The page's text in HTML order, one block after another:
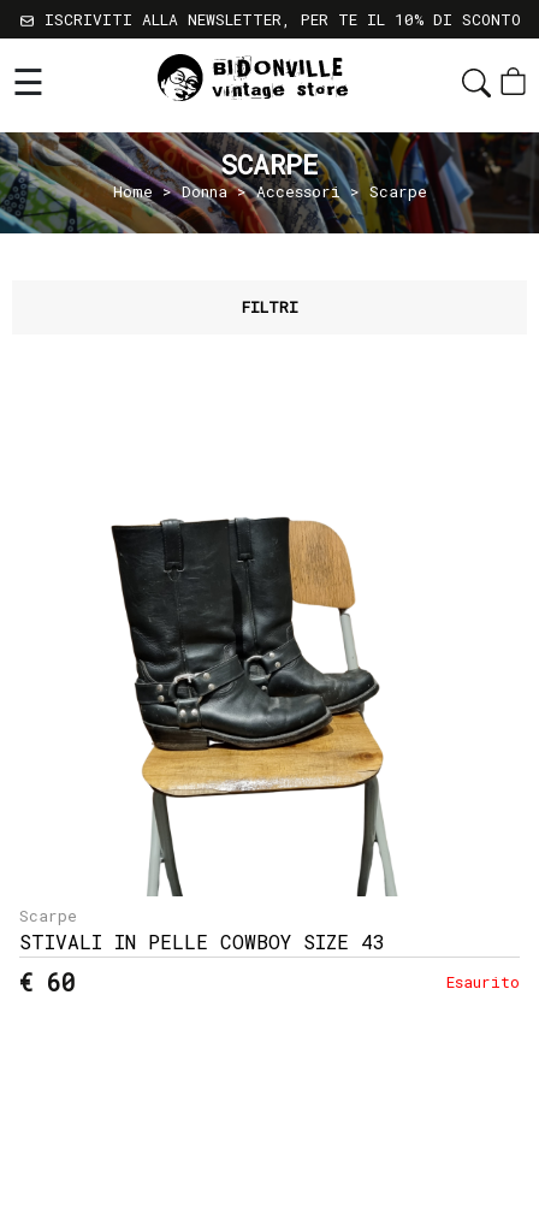
Shop
Chi
Siamo
Sostenibilità
Servizi
Spedizioni
pagamento
ISCRIVITI ALLA NEWSLETTER, PER TE IL 10% DI SCONTO
☰
SCARPE
Home>Donna>Accessori> Scarpe
FILTRI
Scarpe
STIVALI IN PELLE COWBOY SIZE 43
€ 60 Esaurito